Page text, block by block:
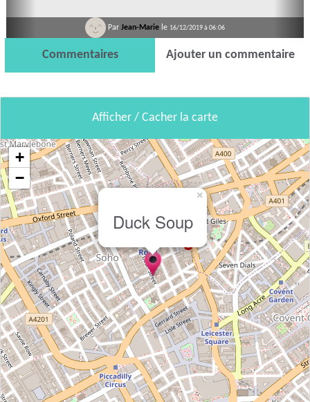
Par Jean-Marie le 16/12/2019 à 06:06
Commentaires Ajouter un commentaire
Afficher / Cacher la carte
Duck Soup
×
+
−